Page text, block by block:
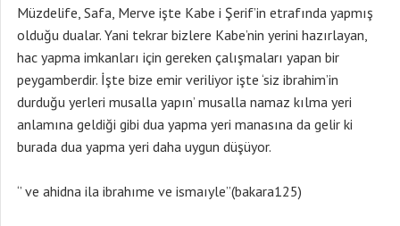
Müzdelife, Safa, Merve işte Kabe i Şerif’in etrafında yapmış
olduğu dualar. Yani tekrar bizlere Kabe’nin yerini hazırlayan,
hac yapma imkanları için gereken çalışmaları yapan bir
peygamberdir. İşte bize emir veriliyor işte ‘siz ibrahim’in
durduğu yerleri musalla yapın’ musalla namaz kılma yeri
anlamına geldiği gibi dua yapma yeri manasına da gelir ki
burada dua yapma yeri daha uygun düşüyor.
‘’ ve ahidna ila ibrahıme ve ismaıyle’’(bakara125)